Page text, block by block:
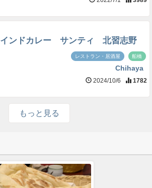
インドカレー サンティ 北習志野
レストラン・居酒屋 船橋
Chihaya
2024/10/6 1782
もっと見る